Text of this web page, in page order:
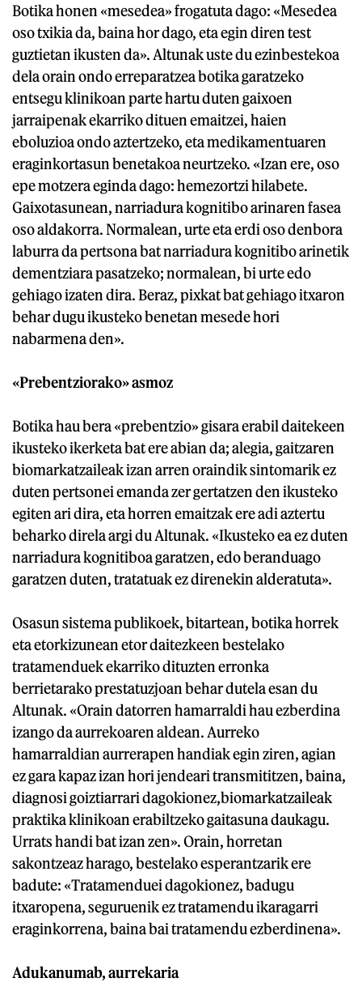
Botika honen «mesedea» frogatuta dago: «Mesedea
oso txikia da, baina hor dago, eta egin diren test
guztietan ikusten da». Altunak uste du ezinbestekoa
dela orain ondo erreparatzea botika garatzeko
entsegu klinikoan parte hartu duten gaixoen
jarraipenak ekarriko dituen emaitzei, haien
eboluzioa ondo aztertzeko, eta medikamentuaren
eraginkortasun benetakoa neurtzeko. «Izan ere, oso
epe motzera eginda dago: hemezortzi hilabete.
Gaixotasunean, narriadura kognitibo arinaren fasea
oso aldakorra. Normalean, urte eta erdi oso denbora
laburra da pertsona bat narriadura kognitibo arinetik
dementziara pasatzeko; normalean, bi urte edo
gehiago izaten dira. Beraz, pixkat bat gehiago itxaron
behar dugu ikusteko benetan mesede hori
nabarmena den».
«Prebentziorako» asmoz
Botika hau bera «prebentzio» gisara erabil daitekeen
ikusteko ikerketa bat ere abian da; alegia, gaitzaren
biomarkatzaileak izan arren oraindik sintomarik ez
duten pertsonei emanda zer gertatzen den ikusteko
egiten ari dira, eta horren emaitzak ere adi aztertu
beharko direla argi du Altunak. «Ikusteko ea ez duten
narriadura kognitiboa garatzen, edo beranduago
garatzen duten, tratatuak ez direnekin alderatuta».
Osasun sistema publikoek, bitartean, botika horrek
eta etorkizunean etor daitezkeen bestelako
tratamenduek ekarriko dituzten erronka
berrietarako prestatuzjoan behar dutela esan du
Altunak. «Orain datorren hamarraldi hau ezberdina
izango da aurrekoaren aldean. Aurreko
hamarraldian aurrerapen handiak egin ziren, agian
ez gara kapaz izan hori jendeari transmititzen, baina,
diagnosi goiztiarrari dagokionez,biomarkatzaileak
praktika klinikoan erabiltzeko gaitasuna daukagu.
Urrats handi bat izan zen». Orain, horretan
sakontzeaz harago, bestelako esperantzarik ere
badute: «Tratamenduei dagokionez, badugu
itxaropena, seguruenik ez tratamendu ikaragarri
eraginkorrena, baina bai tratamendu ezberdinena».
Adukanumab, aurrekaria